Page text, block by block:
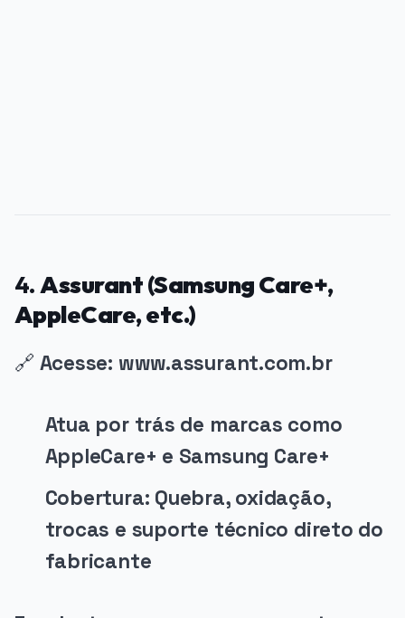
4.Assurant (Samsung Care+,
AppleCare, etc.)
🔗 Acesse: www.assurant.com.br
Atua por trás de marcas como
AppleCare+ e Samsung Care+
Cobertura: Quebra, oxidação,
trocas e suporte técnico direto do
fabricante